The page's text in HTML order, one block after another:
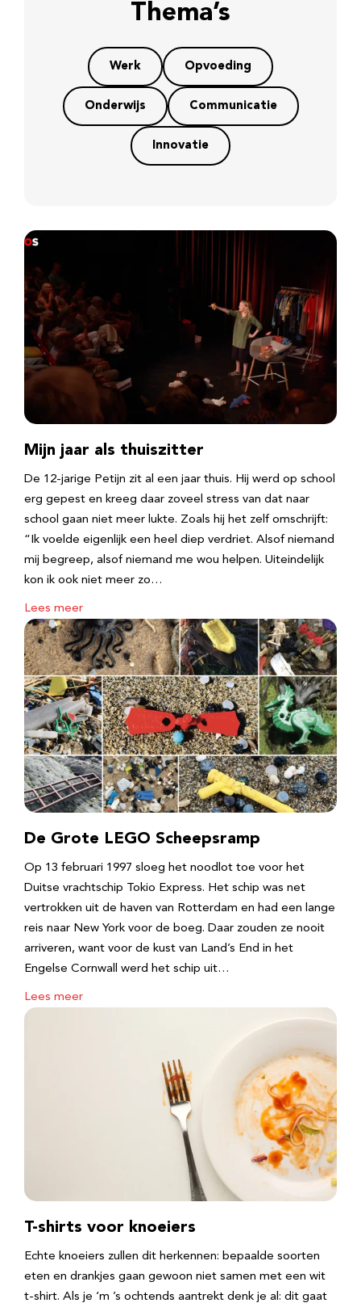
Thema’s
Werk Opvoeding
Onderwijs Communicatie
Innovatie
Mijn jaar als thuiszitter
De 12-jarige Petijn zit al een jaar thuis. Hij werd op school
erg gepest en kreeg daar zoveel stress van dat naar
school gaan niet meer lukte. Zoals hij het zelf omschrijft:
“Ik voelde eigenlijk een heel diep verdriet. Alsof niemand
mij begreep, alsof niemand me wou helpen. Uiteindelijk
kon ik ook niet meer zo…
Lees meer
De Grote LEGO Scheepsramp
Op 13 februari 1997 sloeg het noodlot toe voor het
Duitse vrachtschip Tokio Express. Het schip was net
vertrokken uit de haven van Rotterdam en had een lange
reis naar New York voor de boeg. Daar zouden ze nooit
arriveren, want voor de kust van Land’s End in het
Engelse Cornwall werd het schip uit…
Lees meer
T-shirts voor knoeiers
Echte knoeiers zullen dit herkennen: bepaalde soorten
eten en drankjes gaan gewoon niet samen met een wit
t-shirt. Als je ‘m ’s ochtends aantrekt denk je al: dit gaat